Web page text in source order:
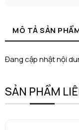
MÔ TẢ SẢN
Đang cập nhật nội
SẢN PHẨM